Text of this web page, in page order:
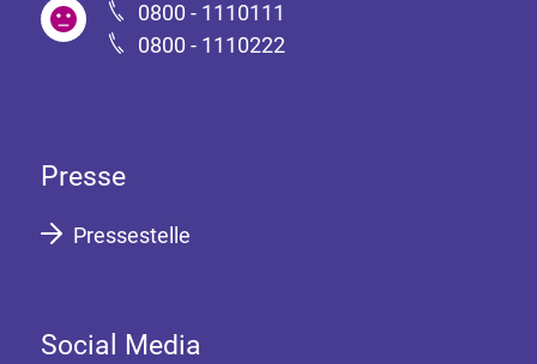
0800 - 1110111
0800 - 1110222
Presse
Pressestelle
Social Media